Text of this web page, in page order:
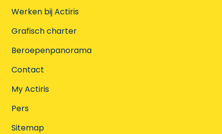
Werken bij Actiris
Grafisch charter
Beroepenpanorama
Contact
My Actiris
Pers
Sitemap